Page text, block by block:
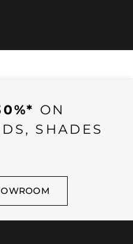
ON
SHADES